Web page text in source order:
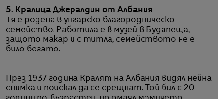
5. Кралица Джералдин от Албания
Тя е родена в унгарско благородническо
семейство. Работила е в музей в Будапеща,
защото макар и с титла, семейството не е
било богато.
През 1937 година Кралят на Албания видял нейна
снимка и поискал да се срещнат. Той бил с 20